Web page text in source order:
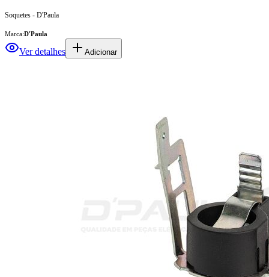
Soquetes - D'Paula
Marca:D'Paula
Ver detalhes Adicionar